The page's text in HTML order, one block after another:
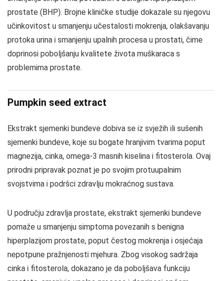
prostate (BHP). Brojne kliničke studije dokazale su njegovu
učinkovitost u smanjenju učestalosti mokrenja, olakšavanju
protoka urina i smanjenju upalnih procesa u prostati, čime
doprinosi poboljšanju kvalitete života muškaraca s
problemima prostate.
Pumpkin seed extract
Ekstrakt sjemenki bundeve dobiva se iz svježih ili sušenih
sjemenki bundeve, koje su bogate hranjivim tvarima poput
magnezija, cinka, omega-3 masnih kiselina i fitosterola. Ovaj
prirodni pripravak poznat je po svojim protuupalnim
svojstvima i podršci zdravlju mokraćnog sustava.
U području zdravlja prostate, ekstrakt sjemenki bundeve
pomaže u smanjenju simptoma povezanih s benigna
hiperplazijom prostate, poput čestog mokrenja i osjećaja
nepotpune pražnjenosti mjehura. Zbog visokog sadržaja
cinka i fitosterola, dokazano je da poboljšava funkciju